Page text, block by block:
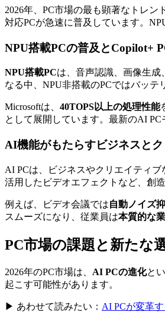
2026年、PC市場の最も顕著なトレン
対応PCが急速に普及しています。
NPU搭載PCの普及とCopilot+
NPU搭載PCは、音声認識、画像生成
なる中、NPU非搭載のPCではバッ
Microsoftは、 40TOPS以上の処理性能
として展開しています。最新のAI
AI機能がもたらすビジネスと
AI PCは、ビジネスやクリエイティブ
活用したビデオエフェクトなど、創
例えば、ビデオ会議では自動ノイズ
スムーズになり、従業員は本質的な
PC市場の課題と新たな
2026年のPC市場は、 AI PCの進化と
起こす可能性があります。
▶ あわせて読みたい： AI PCが変革